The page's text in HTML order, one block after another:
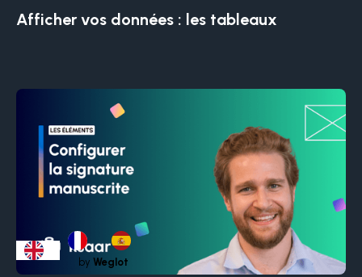
Afficher vos données : les tableaux
by Weglot